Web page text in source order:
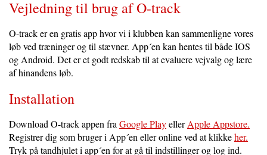
Vejledning til brug af O-track
O-track er en gratis app hvor vi i klubben kan sammenligne vores
løb ved træninger og til stævner. App´en kan hentes til både IOS
og Android. Det er et godt redskab til at evaluere vejvalg og lære
af hinandens løb.
Installation
Download O-track appen fra Google PlayellerApple Appstore.
Registrer dig som bruger i App´en eller online ved at klikkeher.
Tryk på tandhjulet i app´en for at gå til indstillinger og log ind.